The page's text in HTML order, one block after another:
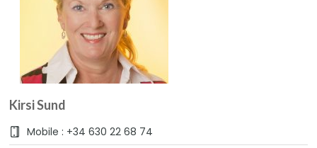
Kirsi Sund
Mobile : +34 630 22 68 74